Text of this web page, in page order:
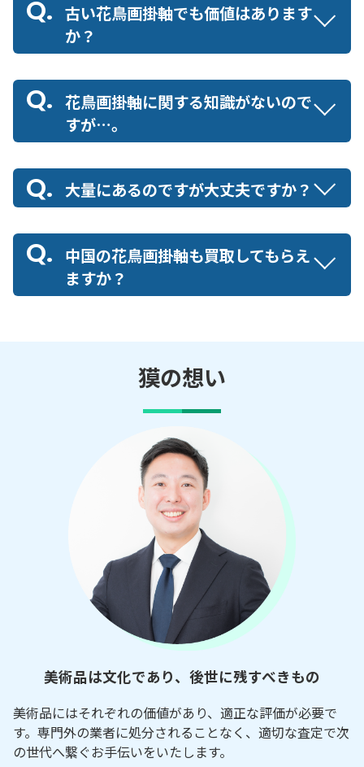
古い花鳥画掛軸でも価値はあります
か？
花鳥画掛軸に関する知識がないので
すが…。
大量にあるのですが大丈夫ですか？
中国の花鳥画掛軸も買取してもらえ
ますか？
獏の想い
美術品は文化であり、後世に残すべきもの
美術品にはそれぞれの価値があり、適正な評価が必要で
す。専門外の業者に処分されることなく、適切な査定で次
の世代へ繋ぐお手伝いをいたします。